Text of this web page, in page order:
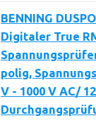
BENNING
Digitaler True
polig,
V - 1000 V AC/